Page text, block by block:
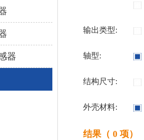
器
输出类型:
轴型:
结构尺寸:
外壳材料:
结果（ 0 项）